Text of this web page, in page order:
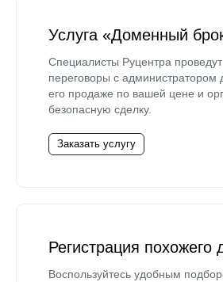
Услуга «Доменный
Специалисты Руцентра проведут
переговоры с администратором
его продаже по вашей цене и
безопасную сделку.
Заказать услугу
Регистрация похожего
Воспользуйтесь удобным